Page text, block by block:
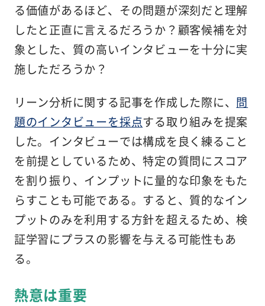
る価値があるほど、その問題が深刻だと理解
したと正直に言えるだろうか？顧客候補を対
象とした、質の高いインタビューを十分に実
施しただろうか？
リーン分析に関する記事を作成した際に、 問
題のインタビューを採点する取り組みを提案
した。インタビューでは構成を良く練ること
を前提としているため、特定の質問にスコア
を割り振り、インプットに量的な印象をもた
らすことも可能である。すると、質的なイン
プットのみを利用する方針を超えるため、検
証学習にプラスの影響を与える可能性もあ
る。
熱意は重要